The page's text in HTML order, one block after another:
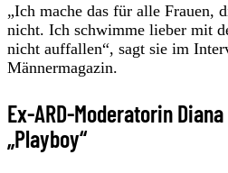
„Ich mache das für alle Frauen,
nicht. Ich schwimme lieber mit
nicht auffallen“, sagt sie im
Männermagazin.
Ex-ARD-Moderatorin
„Playboy“